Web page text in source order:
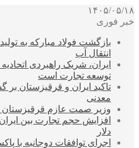
۱۴۰۵/۰۵/۱۸
خبر فوری
بازگشت فولاد مبارکه به
انتقال آب
ایران، شریک راهبردی
توسعه تجارت است
تاکید ایران و قرقیزستان
معدنی
وزیر صمت عازم
دلار
اجرای توافقات دوجانبه با